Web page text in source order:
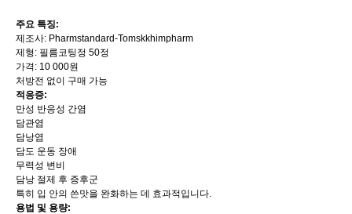
주요 특징:
제조사: Pharmstandard-Tomskkhimpharm
제형: 필름코팅정 50정
가격: 10 000원
처방전 없이 구매 가능
적응증:
만성 반응성 간염
담관염
담낭염
담도 운동 장애
무력성 변비
담낭 절제 후 증후군
특히 입 안의 쓴맛을 완화하는 데 효과적입니다.
용법 및 용량: